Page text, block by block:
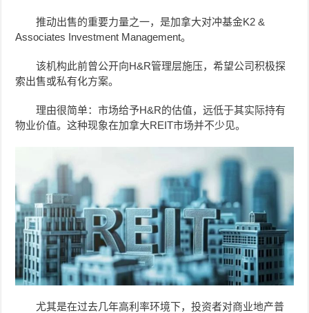
推动出售的重要力量之一，是加拿大对冲基金K2 &
Associates Investment Management。
该机构此前曾公开向H&R管理层施压，希望公司积极探
索出售或私有化方案。
理由很简单：市场给予H&R的估值，远低于其实际持有
物业价值。这种现象在加拿大REIT市场并不少见。
尤其是在过去几年高利率环境下，投资者对商业地产普